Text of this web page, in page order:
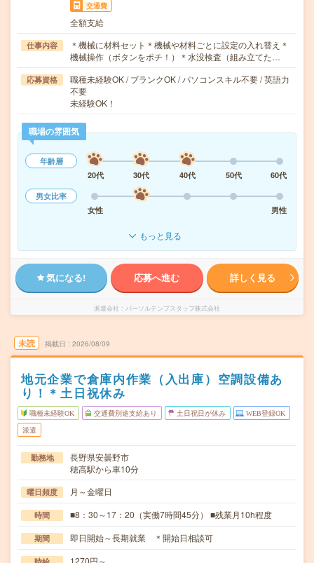
交通費
全額支給
仕事内容
＊機械に材料セット＊機械や材料ごとに設定の入れ替え＊
機械操作（ボタンをポチ！）＊水没検査（組み立てた…
応募資格
職種未経験OK / ブランクOK / パソコンスキル不要 / 英語力
不要
未経験OK！
職場の雰囲気
年齢層
20代
30代 40代 50代
60代
男女比率
女性
男性
もっと見る
気になる! 応募へ進む 詳しく見る
派遣会社 パーソルテンプスタッフ株式会社
未読 掲載日 2026/08/09
地元企業で倉庫内作業（入出庫）空調設備あ
り！＊土日祝休み
職種未経験OK 交通費別途支給あり 土日祝日が休み WEB登録OK
派遣
勤務地
長野県安曇野市
穂高駅から車10分
曜日頻度 月～金曜日
時間 ■8：30～17：20（実働7時間45分） ■残業月10h程度
期間 即日開始～長期就業 ＊開始日相談可
1270円～